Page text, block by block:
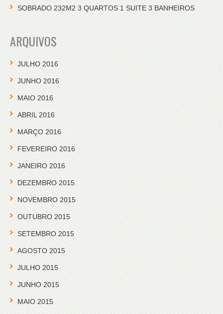
SOBRADO 232M2 3 QUARTOS 1 SUITE 3 BANHEIROS
ARQUIVOS
JULHO 2016
JUNHO 2016
MAIO 2016
ABRIL 2016
MARÇO 2016
FEVEREIRO 2016
JANEIRO 2016
DEZEMBRO 2015
NOVEMBRO 2015
OUTUBRO 2015
SETEMBRO 2015
AGOSTO 2015
JULHO 2015
JUNHO 2015
MAIO 2015